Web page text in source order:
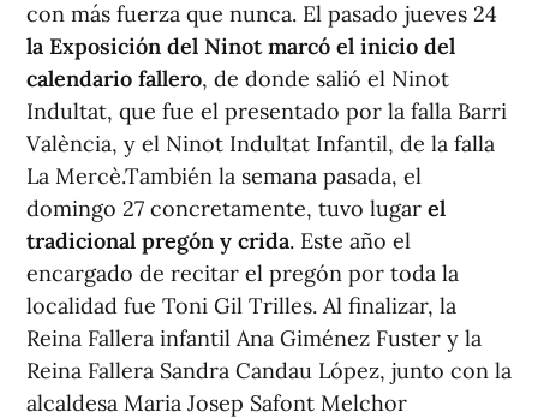
con más fuerza que nunca. El pasado jueves 24
la Exposición del Ninot marcó el inicio del
calendario fallero, de donde salió el Ninot
Indultat, que fue el presentado por la falla Barri
València, y el Ninot Indultat Infantil, de la falla
La Mercè.También la semana pasada, el
domingo 27 concretamente, tuvo lugar el
tradicional pregón y crida. Este año el
encargado de recitar el pregón por toda la
localidad fue Toni Gil Trilles. Al finalizar, la
Reina Fallera infantil Ana Giménez Fuster y la
Reina Fallera Sandra Candau López, junto con la
alcaldesa Maria Josep Safont Melchor